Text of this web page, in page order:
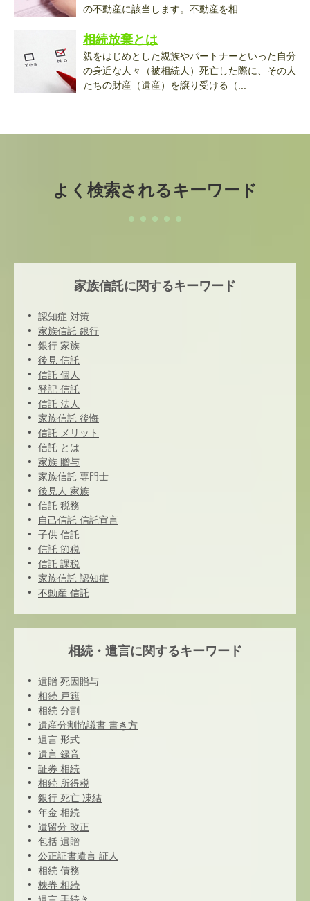
の不動産に該当します。不動産を相...
相続放棄とは
親をはじめとした親族やパートナーといった自分
の身近な人々（被相続人）死亡した際に、その人
たちの財産（遺産）を譲り受ける（...
よく検索されるキーワード
家族信託に関するキーワード
認知症 対策
家族信託 銀行
銀行 家族
後見 信託
信託 個人
登記 信託
信託 法人
家族信託 後悔
信託 メリット
信託 とは
家族 贈与
家族信託 専門士
後見人 家族
信託 税務
自己信託 信託宣言
子供 信託
信託 節税
信託 課税
家族信託 認知症
不動産 信託
相続・遺言に関するキーワード
遺贈 死因贈与
相続 戸籍
相続 分割
遺産分割協議書 書き方
遺言 形式
遺言 録音
証券 相続
相続 所得税
銀行 死亡 凍結
年金 相続
遺留分 改正
包括 遺贈
公正証書遺言 証人
相続 債務
株券 相続